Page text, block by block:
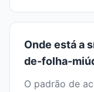
Onde está a
de-folha-
O padrão de